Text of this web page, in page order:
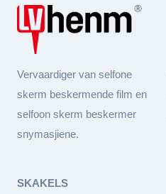
Vervaardiger van selfone
skerm beskermende film en
selfoon skerm beskermer
snymasjiene.
SKAKELS